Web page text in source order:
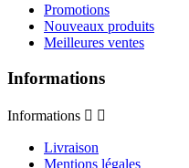
Promotions
Nouveaux produits
Meilleures ventes
Informations
Informations  
Livraison
Mentions légales